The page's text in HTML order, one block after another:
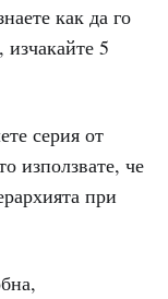
как да го
5
серия от
използвате, че
при